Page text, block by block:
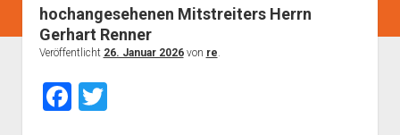
Blog
Kontakt zu uns
hochangesehenen Mitstreiters Herrn
Gerhart Renner
Veröffentlicht 26. Januar 2026von re
F T